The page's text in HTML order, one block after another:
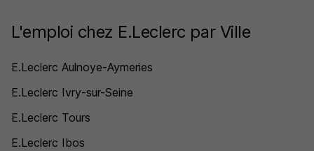
L'emploi chez E.Leclerc par Ville
E.Leclerc Aulnoye-Aymeries
E.Leclerc Ivry-sur-Seine
E.Leclerc Tours
E.Leclerc Ibos